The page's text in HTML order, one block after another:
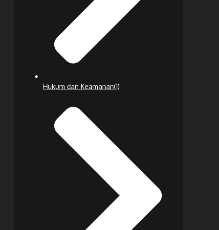
Hukum dan Keamanan(1)